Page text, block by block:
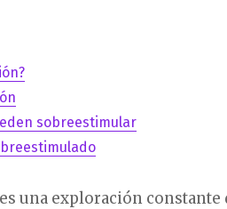
sobreestimular
una exploración constante